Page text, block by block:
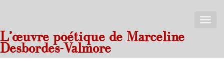
Toggle
L’œuvre poétique de Marceline
Desbordes-Valmore